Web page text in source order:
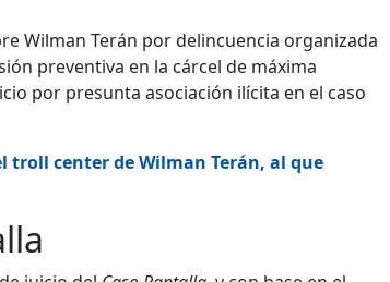
Wilman Terán por delincuencia organizada
preventiva en la cárcel de máxima
por presunta asociación ilícita en el caso
troll center de Wilman Terán, al que